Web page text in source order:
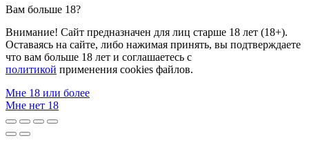
Вам больше 18?
Внимание! Сайт предназначен для лиц старше 18 лет (18+).
Оставаясь на сайте, либо нажимая принять, вы подтверждаете
что вам больше 18 лет и соглашаетесь с
политикой применения cookies файлов.
Мне 18 или более
Мне нет 18